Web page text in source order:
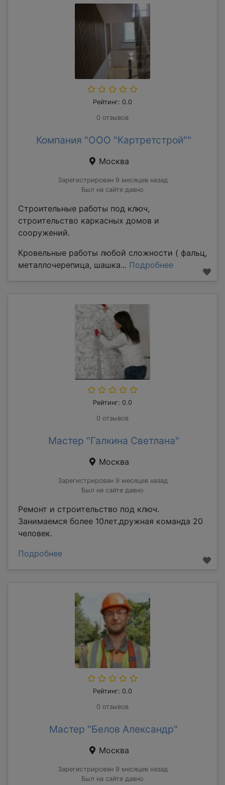
Рейтинг: 0.0
0 отзывов
Компания "ООО "Картретстрой""
Москва
Зарегистрирован 9 месяцев назад
Был на сайте давно
Строительные работы под ключ,
строительство каркасных домов и
сооружений.
Кровельные работы любой сложности ( фальц,
металлочерепица, шашка... Подробнее
Рейтинг: 0.0
0 отзывов
Мастер "Галкина Светлана"
Москва
Зарегистрирован 9 месяцев назад
Был на сайте давно
Ремонт и строительство под ключ.
Занимаемся более 10лет.дружная команда 20
человек.
Подробнее
Рейтинг: 0.0
0 отзывов
Мастер "Белов Александр"
Москва
Зарегистрирован 9 месяцев назад
Был на сайте давно